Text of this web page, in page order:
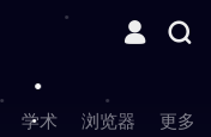
学术 浏览器 更多